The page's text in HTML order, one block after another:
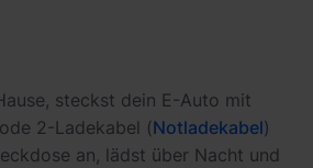
steckst dein E-Auto mit
2-Ladekabel (Notladekabel)
an, lädst über Nacht und